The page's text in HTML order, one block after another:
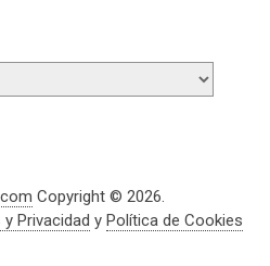
Copyright © 2026.
Privacidad yPolítica de Cookies